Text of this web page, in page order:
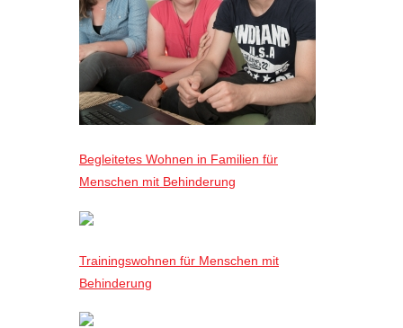
Begleitetes Wohnen in Familien für
Menschen mit Behinderung
Trainingswohnen für Menschen mit
Behinderung